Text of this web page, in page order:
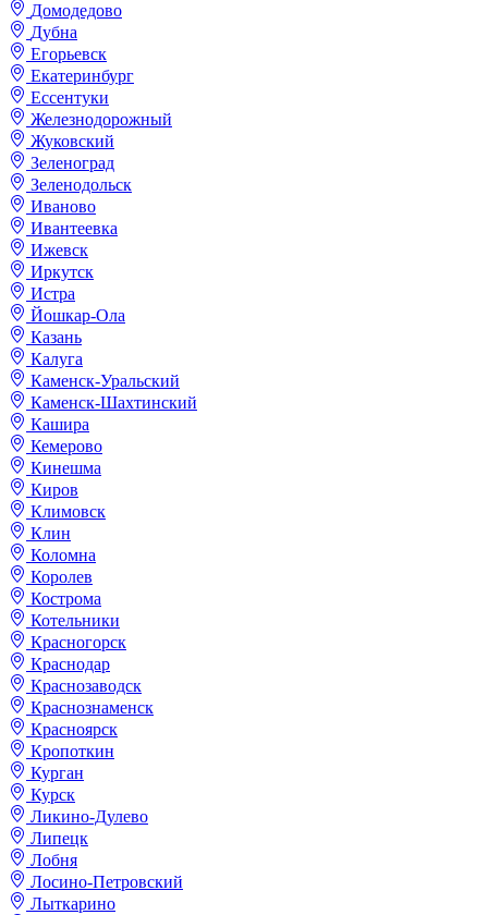
Домодедово
Дубна
Егорьевск
Екатеринбург
Ессентуки
Железнодорожный
Жуковский
Зеленоград
Зеленодольск
Иваново
Ивантеевка
Ижевск
Иркутск
Истра
Йошкар-Ола
Казань
Калуга
Каменск-Уральский
Каменск-Шахтинский
Кашира
Кемерово
Кинешма
Киров
Климовск
Клин
Коломна
Королев
Кострома
Котельники
Красногорск
Краснодар
Краснозаводск
Краснознаменск
Красноярск
Кропоткин
Курган
Курск
Ликино-Дулево
Липецк
Лобня
Лосино-Петровский
Лыткарино